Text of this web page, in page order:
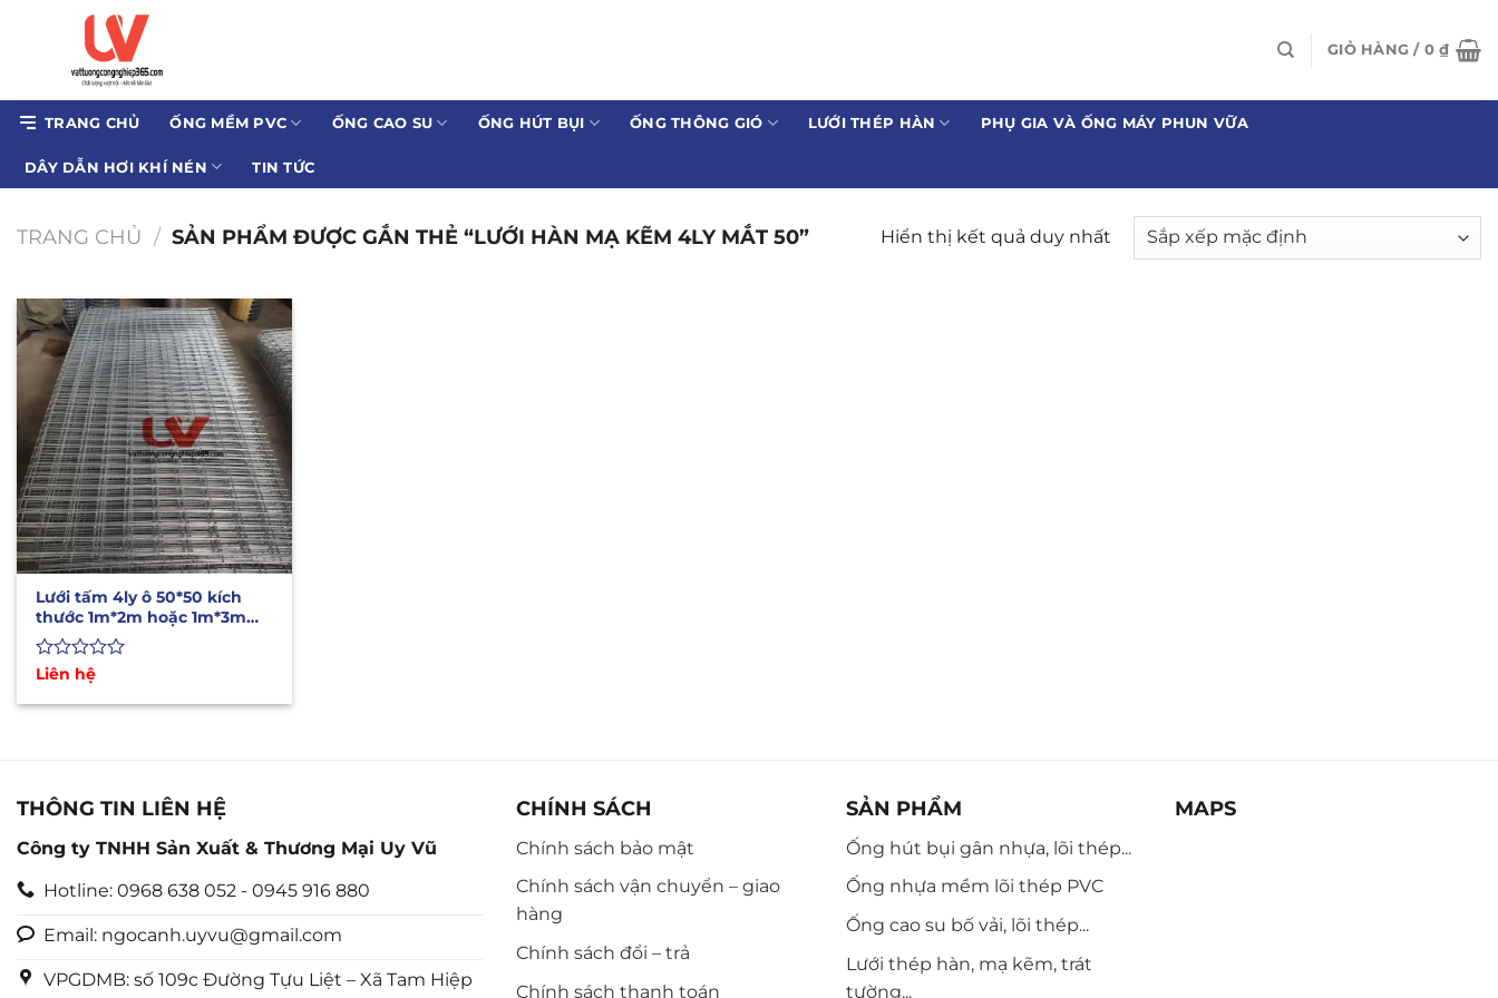
dung
GIỎ HÀNG / 0₫
TRANG CHỦ ỐNG MỀM PVC ỐNG CAO SU ỐNG HÚT BỤI ỐNG THÔNG GIÓ LƯỚI THÉP HÀN PHỤ GIA VÀ ỐNG MÁY PHUN VỮA
DÂY DẪN HƠI KHÍ NÉN TIN TỨC
TRANG CHỦ / SẢN PHẨM ĐƯỢC GẮN THẺ “LƯỚI HÀN MẠ KẼM 4LY MẮT 50” Hiển thị kết quả duy nhất
Lưới tấm 4ly ô 50*50 kích
thước 1m*2m hoặc 1m*3m
hàng có sẵn
Được
hạng
Liên hệ
THÔNG TIN LIÊN HỆ
Công ty TNHH Sản Xuất & Thương Mại Uy Vũ
Hotline: 0968 638 052 - 0945 916 880
Email: ngocanh.uyvu@gmail.com
VPGDMB: số 109c Đường Tựu Liệt – Xã Tam Hiệp
CHÍNH SÁCH
Chính sách bảo mật
Chính sách vận chuyển – giao
hàng
Chính sách đổi – trả
Chính sách thanh toán
SẢN PHẨM
Ống hút bụi gân nhựa, lõi thép...
Ống nhựa mềm lõi thép PVC
Ống cao su bố vải, lõi thép...
Lưới thép hàn, mạ kẽm, trát
tường...
MAPS